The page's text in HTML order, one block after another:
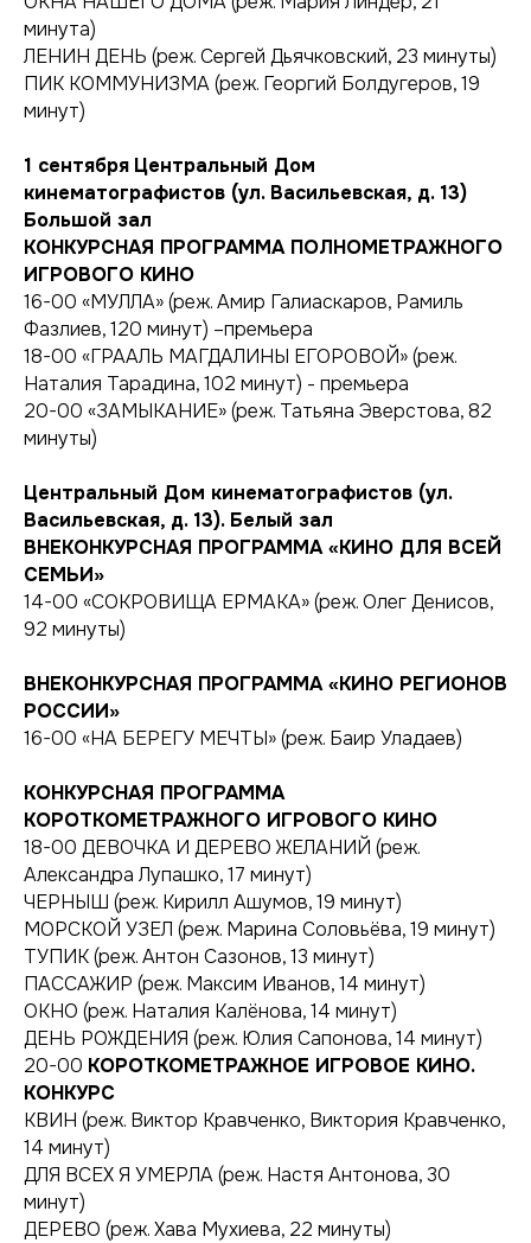
минута)
ЛЕНИН ДЕНЬ (реж. Сергей Дьячковский, 23 минуты)
ПИК КОММУНИЗМА (реж. Георгий Болдугеров, 19
минут)
1 сентября Центральный Дом
кинематографистов (ул. Васильевская, д. 13)
Большой зал
КОНКУРСНАЯ ПРОГРАММА ПОЛНОМЕТРАЖНОГО
ИГРОВОГО КИНО
16-00 «МУЛЛА» (реж. Амир Галиаскаров, Рамиль
Фазлиев, 120 минут) –премьера
18-00 «ГРААЛЬ МАГДАЛИНЫ ЕГОРОВОЙ» (реж.
Наталия Тарадина, 102 минут) - премьера
20-00 «ЗАМЫКАНИЕ» (реж. Татьяна Эверстова, 82
минуты)
Центральный Дом кинематографистов (ул.
Васильевская, д. 13). Белый зал
ВНЕКОНКУРСНАЯ ПРОГРАММА «КИНО ДЛЯ ВСЕЙ
СЕМЬИ»
14-00 «СОКРОВИЩА ЕРМАКА» (реж. Олег Денисов,
92 минуты)
ВНЕКОНКУРСНАЯ ПРОГРАММА «КИНО РЕГИОНОВ
РОССИИ»
16-00 «НА БЕРЕГУ МЕЧТЫ» (реж. Баир Уладаев)
КОНКУРСНАЯ ПРОГРАММА
КОРОТКОМЕТРАЖНОГО ИГРОВОГО КИНО
18-00 ДЕВОЧКА И ДЕРЕВО ЖЕЛАНИЙ (реж.
Александра Лупашко, 17 минут)
ЧЕРНЫШ (реж. Кирилл Ашумов, 19 минут)
МОРСКОЙ УЗЕЛ (реж. Марина Соловьёва, 19 минут)
ТУПИК (реж. Антон Сазонов, 13 минут)
ПАССАЖИР (реж. Максим Иванов, 14 минут)
ОКНО (реж. Наталия Калёнова, 14 минут)
ДЕНЬ РОЖДЕНИЯ (реж. Юлия Сапонова, 14 минут)
20-00 КОРОТКОМЕТРАЖНОЕ ИГРОВОЕ КИНО.
КОНКУРС
КВИН (реж. Виктор Кравченко, Виктория Кравченко,
14 минут)
ДЛЯ ВСЕХ Я УМЕРЛА (реж. Настя Антонова, 30
минут)
ДЕРЕВО (реж. Хава Мухиева, 22 минуты)